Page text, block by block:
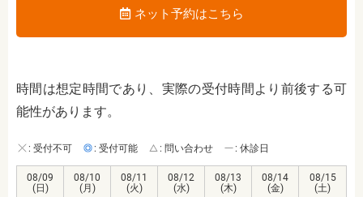
ネット予約はこちら
時間は想定時間であり、実際の受付時間より前後する可
能性があります。
: 受付不可 : 受付可能 : 問い合わせ : 休診日
08/09
(日)
08/10
(月)
08/11
(火)
08/12
(水)
08/13
(木)
08/14
(金)
08/15
(土)